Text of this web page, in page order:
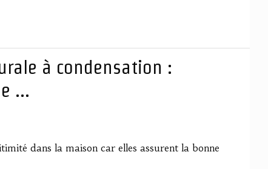
à condensation :
...
dans la maison car elles assurent la bonne